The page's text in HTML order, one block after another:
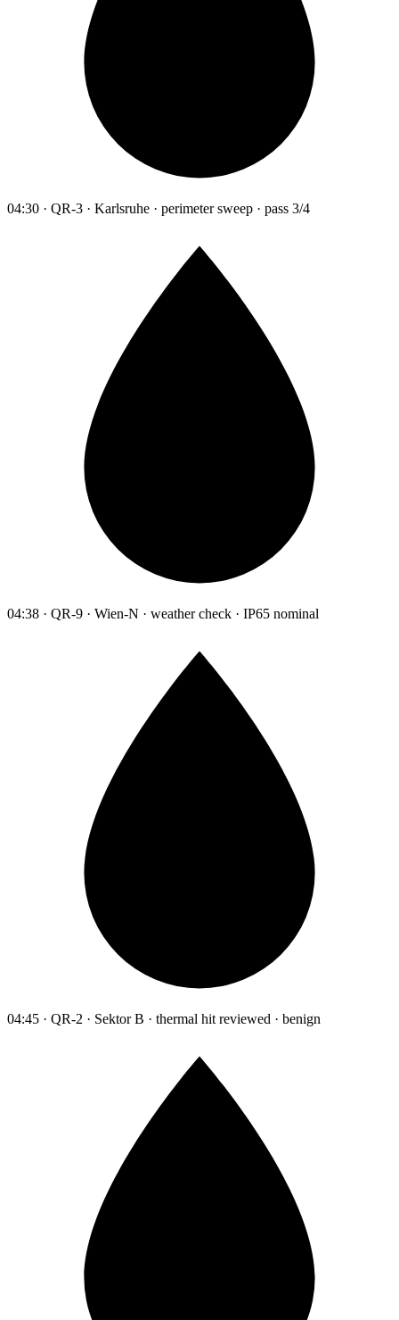
04:30 · QR-3 · Karlsruhe · perimeter sweep · pass 3/4
04:38 · QR-9 · Wien-N · weather check · IP65 nominal
04:45 · QR-2 · Sektor B · thermal hit reviewed · benign